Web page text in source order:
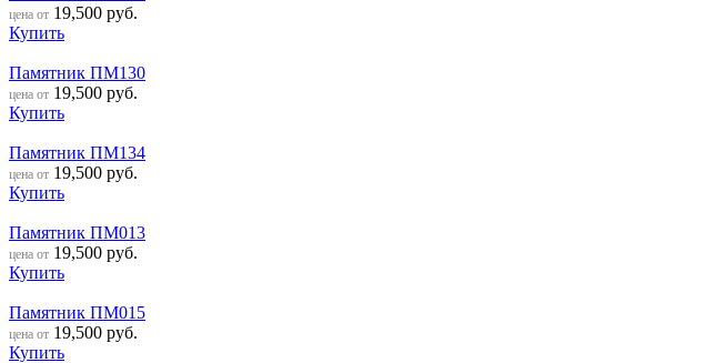
цена от 19,500 руб.
Купить
Памятник ПМ130
цена от 19,500 руб.
Купить
Памятник ПМ134
цена от 19,500 руб.
Купить
Памятник ПМ013
цена от 19,500 руб.
Купить
Памятник ПМ015
цена от 19,500 руб.
Купить